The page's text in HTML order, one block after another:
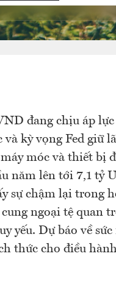
đang chịu áp
kỳ vọng Fed giữ
móc và thiết bị
năm lên tới 7,1 tỷ
sự chậm lại trong
ngoại tệ quan
yếu. Dự báo về
thức cho điều